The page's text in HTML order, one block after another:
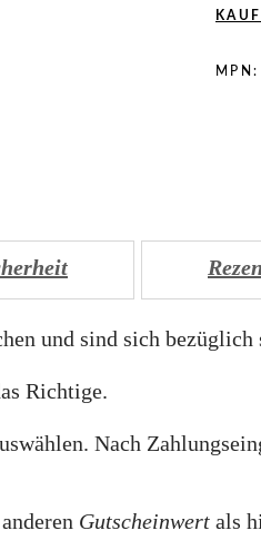
MPN:
und sind sich
Richtige.
Nach
Gutscheinwert als